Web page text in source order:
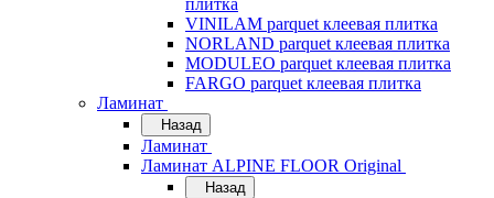
плитка
VINILAM parquet клеевая плитка
NORLAND parquet клеевая плитка
MODULEO parquet клеевая плитка
FARGO parquet клеевая плитка
Ламинат
Назад
Ламинат
Ламинат ALPINE FLOOR Original
Назад